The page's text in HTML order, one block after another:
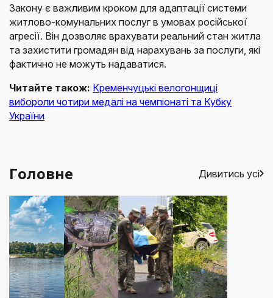
Закону є важливим кроком для адаптації системи
житлово-комунальних послуг в умовах російської
агресії. Він дозволяє врахувати реальний стан житла
та захистити громадян від нарахувань за послуги, які
фактично не можуть надаватися.
Читайте також: Кременчуцькі велогонщиці
вибороли чотири медалі на чемпіонаті та Кубку
України
Головне Дивитись усі